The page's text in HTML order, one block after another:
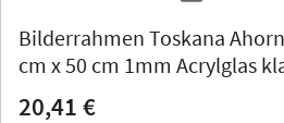
Bilderrahmen Toskana
cm x 50 cm 1mm Acrylglas
20,41 €